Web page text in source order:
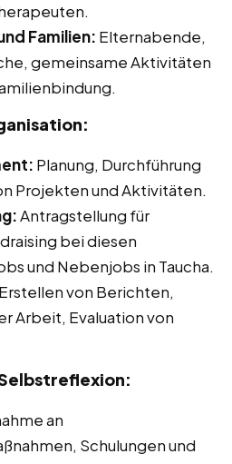
Familien: Elternabende,
gemeinsame Aktivitäten
Planung, Durchführung
Projekten und Aktivitäten.
Antragstellung für
bei diesen
und Nebenjobs in Taucha.
Erstellen von Berichten,
Arbeit, Evaluation von
an
Schulungen und